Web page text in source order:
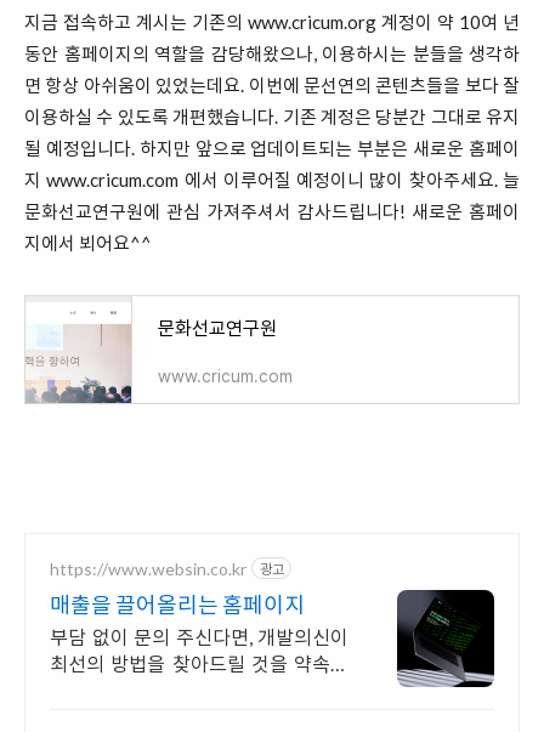
지금 접속하고 계시는 기존의 www.cricum.org 계정이 약 10여 년
동안 홈페이지의 역할을 감당해왔으나, 이용하시는 분들을 생각하
면 항상 아쉬움이 있었는데요. 이번에 문선연의 콘텐츠들을 보다 잘
이용하실 수 있도록 개편했습니다. 기존 계정은 당분간 그대로 유지
될 예정입니다. 하지만 앞으로 업데이트되는 부분은 새로운 홈페이
지 www.cricum.com 에서 이루어질 예정이니 많이 찾아주세요. 늘
문화선교연구원에 관심 가져주셔서 감사드립니다! 새로운 홈페이
지에서 뵈어요^^
문화선교연구원
www.cricum.com
https://www.websin.co.kr 광고
매출을 끌어올리는 홈페이지
부담 없이 문의 주신다면, 개발의신이
최선의 방법을 찾아드릴 것을 약속합